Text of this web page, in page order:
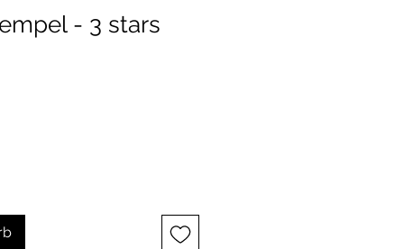
- 3 stars